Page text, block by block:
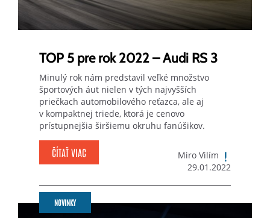
TOP 5 pre rok 2022 – Audi RS 3
Minulý rok nám predstavil veľké množstvo
športových áut nielen v tých najvyšších
priečkach automobilového reťazca, ale aj
v kompaktnej triede, ktorá je cenovo
prístupnejšia širšiemu okruhu fanúšikov.
ČÍTAŤ VIAC
Miro Vilím
29.01.2022
NOVINKY